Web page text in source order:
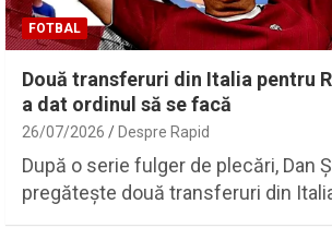
FOTBAL
Două transferuri din Italia pentru
a dat ordinul să se facă
26/07/2026 Despre Rapid
După o serie fulger de plecări, Dan
pregătește două transferuri din